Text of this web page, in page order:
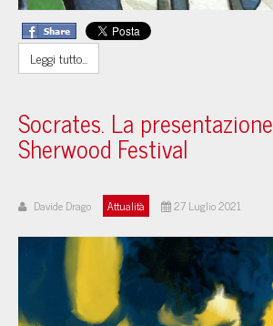
Leggi tutto...
Socrates. La
Sherwood Festival
Davide Drago Attualità 27 Luglio 2021